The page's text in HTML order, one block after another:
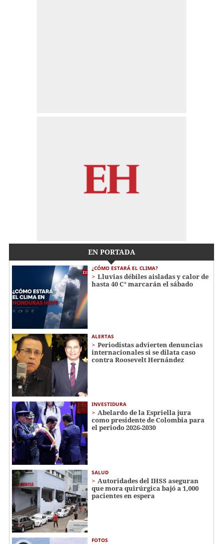
EN PORTADA
¿CÓMO ESTARÁ EL CLIMA?
Lluvias débiles aisladas y calor de
hasta 40 C° marcarán el sábado
ALERTAS
Periodistas advierten denuncias
internacionales si se dilata caso
contra Roosevelt Hernández
INVESTIDURA
Abelardo de la Espriella jura
como presidente de Colombia para
el periodo 2026-2030
SALUD
Autoridades del IHSS aseguran
que mora quirúrgica bajó a 1,000
pacientes en espera
FOTOS